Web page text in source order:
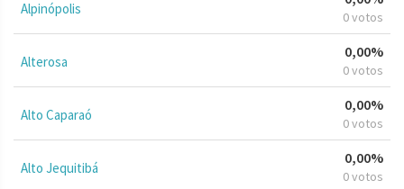
Alpinópolis 0 votos
Alterosa
0,00%
0 votos
Alto Caparaó
0,00%
0 votos
Alto Jequitibá
0,00%
0 votos